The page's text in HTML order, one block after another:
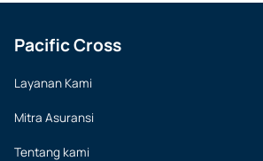
Pacific Cross
Layanan Kami
Mitra Asuransi
Tentang kami